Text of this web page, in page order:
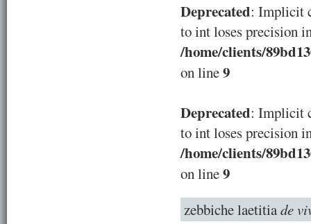
Deprecated: Implicit
to int loses precision
/home/clients/
on line9
Deprecated: Implicit
to int loses precision
/home/clients/
on line9
zebbiche laetitiade